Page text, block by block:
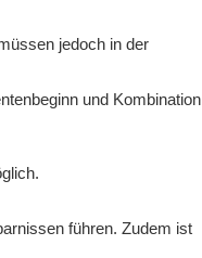
jedoch in der
und Kombination
führen. Zudem ist